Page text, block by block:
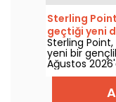
Sterling Point
geçtiği yeni
Sterling
yeni bir
Ağustos
bölümden